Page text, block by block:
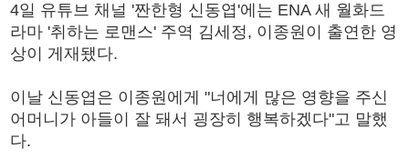
4일 유튜브 채널 '짠한형 신동엽'에는 ENA 새 월화드
라마 '취하는 로맨스' 주역 김세정, 이종원이 출연한 영
상이 게재됐다.
이날 신동엽은 이종원에게 "너에게 많은 영향을 주신
어머니가 아들이 잘 돼서 굉장히 행복하겠다"고 말했
다.